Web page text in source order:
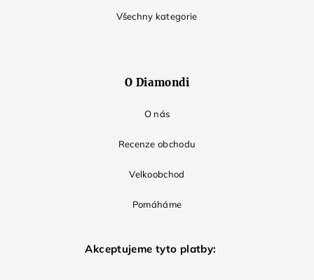
Všechny kategorie
O Diamondi
O nás
Recenze obchodu
Velkoobchod
Pomáháme
Akceptujeme tyto platby: